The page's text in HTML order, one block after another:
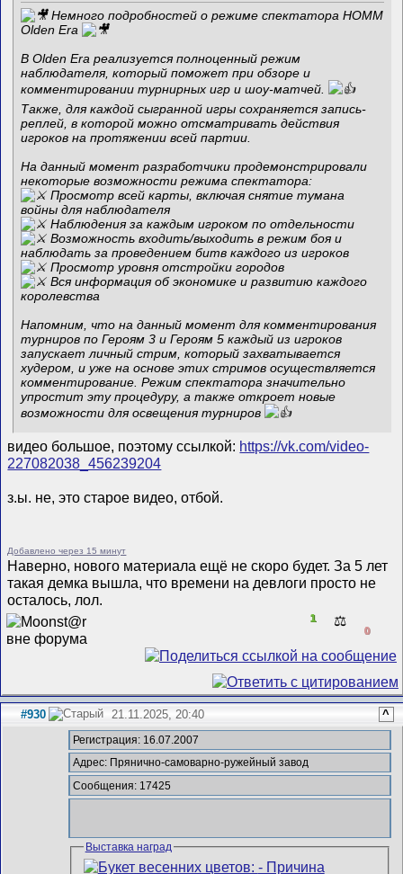
Немного подробностей о режиме спектатора HOMM
Olden Era
В Olden Era реализуется полноценный режим
наблюдателя, который поможет при обзоре и
комментировании турнирных игр и шоу-матчей.
Также, для каждой сыгранной игры сохраняется запись-
реплей, в которой можно отсматривать действия
игроков на протяжении всей партии.
На данный момент разработчики продемонстрировали
некоторые возможности режима спектатора:
Просмотр всей карты, включая снятие тумана
войны для наблюдателя
Наблюдения за каждым игроком по отдельности
Возможность входить/выходить в режим боя и
наблюдать за проведением битв каждого из игроков
Просмотр уровня отстройки городов
Вся информация об экономике и развитию каждого
королевства
Напомним, что на данный момент для комментирования
турниров по Героям 3 и Героям 5 каждый из игроков
запускает личный стрим, который захватывается
худером, и уже на основе этих стримов осуществляется
комментирование. Режим спектатора значительно
упростит эту процедуру, а также откроет новые
возможности для освещения турниров
видео большое, поэтому ссылкой: https://vk.com/video-
227082038_456239204
з.ы. не, это старое видео, отбой.
Добавлено через 15 минут
Наверно, нового материала ещё не скоро будет. За 5 лет
такая демка вышла, что времени на девлоги просто не
осталось, лол.
1 ⚖️
0
#930 21.11.2025, 20:40 ^
Регистрация: 16.07.2007
Адрес: Прянично-самоварно-ружейный завод
Сообщения: 17425
Выставка наград